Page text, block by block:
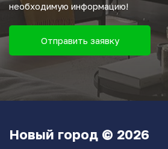
необходимую информацию!
Отправить заявку
Новый город © 2026